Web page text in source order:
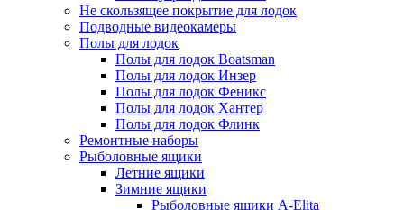
Не скользящее покрытие для лодок
Подводные видеокамеры
Полы для лодок
Полы для лодок Boatsman
Полы для лодок Инзер
Полы для лодок Феникс
Полы для лодок Хантер
Полы для лодок Флинк
Ремонтные наборы
Рыболовные ящики
Летние ящики
Зимние ящики
Рыболовные ящики A-Elita